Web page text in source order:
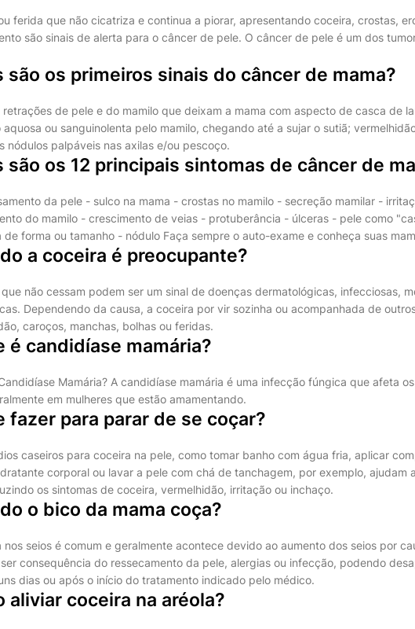
ferida que não cicatriza e continua a piorar, apresentando coceira, crostas,
são sinais de alerta para o câncer de pele. O câncer de pele é um dos
são os primeiros sinais do câncer de mama?
retrações de pele e do mamilo que deixam a mama com aspecto de casca de
aquosa ou sanguinolenta pelo mamilo, chegando até a sujar o sutiã;
nódulos palpáveis nas axilas e/ou pescoço.
são os 12 principais sintomas de câncer de
da pele - sulco na mama - crostas no mamilo - secreção mamilar -
do mamilo - crescimento de veias - protuberância - úlceras - pele como
de forma ou tamanho - nódulo Faça sempre o auto-exame e conheça suas
a coceira é preocupante?
não cessam podem ser um sinal de doenças dermatológicas, infecciosas,
Dependendo da causa, a coceira por vir sozinha ou acompanhada de
caroços, manchas, bolhas ou feridas.
é candidíase mamária?
Mamária? A candidíase mamária é uma infecção fúngica que afeta
em mulheres que estão amamentando.
fazer para parar de se coçar?
caseiros para coceira na pele, como tomar banho com água fria, aplicar
corporal ou lavar a pele com chá de tanchagem, por exemplo, ajudam
os sintomas de coceira, vermelhidão, irritação ou inchaço.
o bico da mama coça?
nos seios é comum e geralmente acontece devido ao aumento dos seios por
consequência do ressecamento da pele, alergias ou infecção, podendo
dias ou após o início do tratamento indicado pelo médico.
aliviar coceira na aréola?